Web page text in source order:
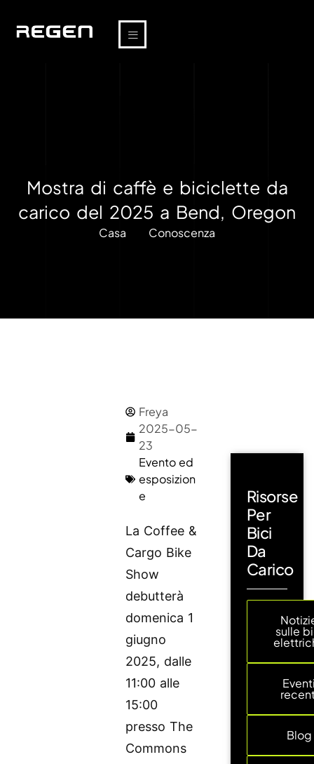
Mostra di caffè e biciclette da
carico del 2025 a Bend, Oregon
Casa Conoscenza
Freya
2025-05-
23
Evento ed
esposizion
e
La Coffee &
Cargo Bike
Show
debutterà
domenica 1
giugno
2025, dalle
11:00 alle
15:00
presso The
Commons
Risorse
Per
Bici
Da
Carico
sulle
Blog